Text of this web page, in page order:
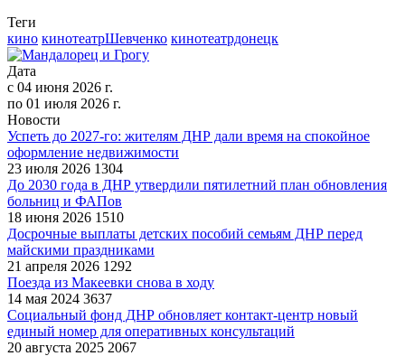
Теги
кино кинотеатрШевченко кинотеатрдонецк
Дата
с 04 июня 2026 г.
по 01 июля 2026 г.
Новости
Успеть до 2027-го: жителям ДНР дали время на спокойное
оформление недвижимости
23 июля 2026 1304
До 2030 года в ДНР утвердили пятилетний план обновления
больниц и ФАПов
18 июня 2026 1510
Досрочные выплаты детских пособий семьям ДНР перед
майскими праздниками
21 апреля 2026 1292
Поезда из Макеевки снова в ходу
14 мая 2024 3637
Социальный фонд ДНР обновляет контакт-центр новый
единый номер для оперативных консультаций
20 августа 2025 2067